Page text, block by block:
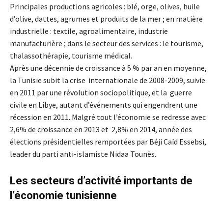
Principales productions agricoles : blé, orge, olives, huile
d’olive, dattes, agrumes et produits de la mer ; en matière
industrielle : textile, agroalimentaire, industrie
manufacturière ; dans le secteur des services : le tourisme,
thalassothérapie, tourisme médical.
Après une décennie de croissance à 5 % par an en moyenne,
la Tunisie subit la crise internationale de 2008-2009, suivie
en 2011 par une révolution sociopolitique, et la guerre
civile en Libye, autant d’événements qui engendrent une
récession en 2011. Malgré tout l’économie se redresse avec
2,6% de croissance en 2013 et 2,8% en 2014, année des
élections présidentielles remportées par Béji Caïd Essebsi,
leader du parti anti-islamiste Nidaa Tounès.
Les secteurs d’activité importants de
l’économie tunisienne